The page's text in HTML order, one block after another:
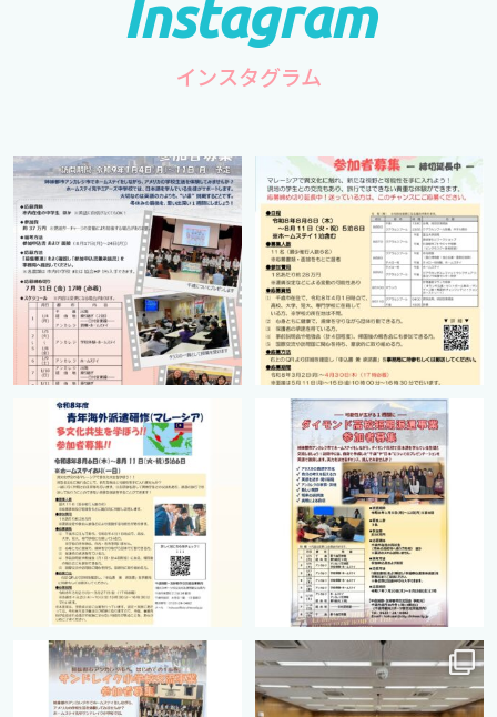
インスタグラム
cts.international.friendship
7月 1
cts.international.friendship
4月 16
cts.international.friendship
2月 27
cts.international.friendship
8月 12
cts.international.friendship
8月 12
cts.international.friendship
8月 12